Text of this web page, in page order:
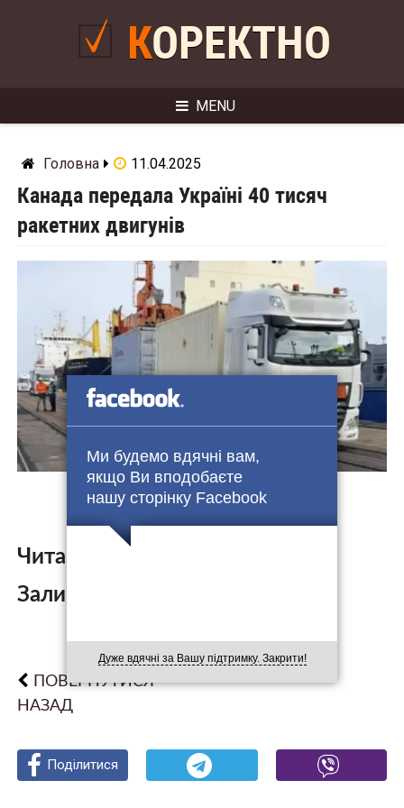
Ми будемо вдячні вам,
якщо Ви вподобаєте
нашу сторінку Facebook
Дуже вдячні за Вашу підтримку. Закрити!
КОРЕКТНО
MENU
Головна 11.04.2025
Канада передала Україні 40 тисяч
ракетних двигунів
Читайте також:
Залишити коментар:
ПОВЕРНУТИСЯ
НАЗАД
Поділитися
Поділитися
Поділитися